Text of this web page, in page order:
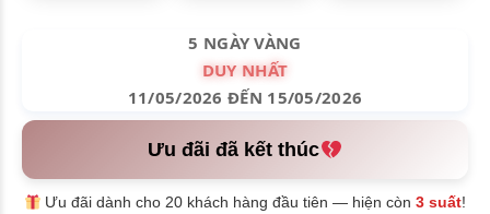
5 NGÀY VÀNG
DUY NHẤT
11/05/2026 ĐẾN 15/05/2026
Ưu đãi đã kết thúc
Ưu đãi dành cho 20 khách hàng đầu tiên — hiện còn3 suất!